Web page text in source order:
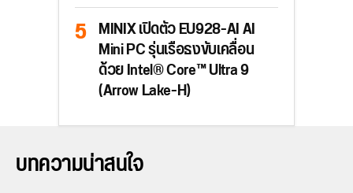
MINIX เปิดตัว EU928-AI AI
Mini PC รุ่นเรือธงขับเคลื่อน
ด้วย Intel® Core™ Ultra 9
(Arrow Lake-H)
บทความน่าสนใจ